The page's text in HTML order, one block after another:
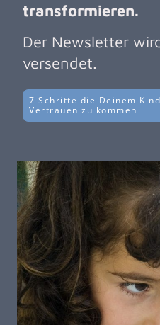
transformieren.
Der Newsletter
versendet.
7 Schritte die Deinem
Vertrauen zu kommen